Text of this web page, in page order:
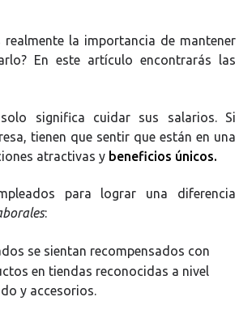
realmente la importancia de mantener
En este artículo encontrarás las
significa cuidar sus salarios. Si
tienen que sentir que están en una
atractivas y beneficios únicos.
para lograr una diferencia
:
se sientan recompensados con
en tiendas reconocidas a nivel
y accesorios.